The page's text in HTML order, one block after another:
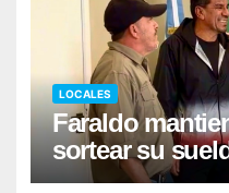
LOCALES
Faraldo
sortear su
trabajadores